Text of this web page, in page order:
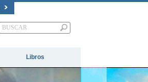
Libros